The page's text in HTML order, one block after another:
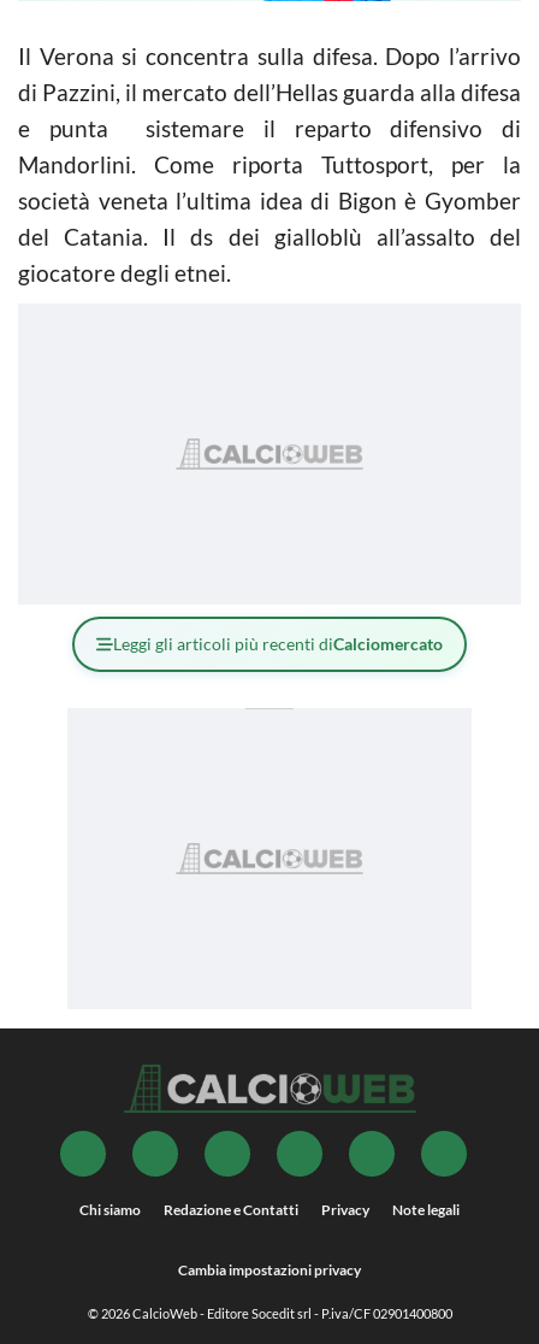
Il Verona si concentra sulla difesa. Dopo l’arrivo
di Pazzini, il mercato dell’Hellas guarda alla difesa
e punta sistemare il reparto difensivo di
Mandorlini. Come riporta Tuttosport, per la
società veneta l’ultima idea di Bigon è Gyomber
del Catania. Il ds dei gialloblù all’assalto del
giocatore degli etnei.
Leggi gli articoli più recenti diCalciomercato
Chi siamo Redazione e Contatti Privacy Note legali
Cambia impostazioni privacy
© 2026CalcioWeb- Editore Socedit srl - P.iva/CF 02901400800